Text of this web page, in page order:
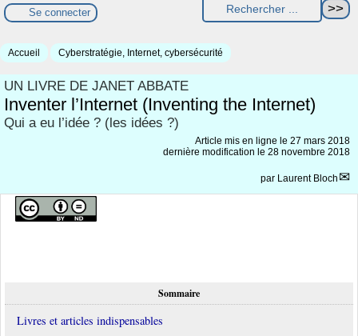
Se connecter
Accueil Cyberstratégie, Internet, cybersécurité
UN LIVRE DE JANET ABBATE
Inventer l’Internet (Inventing the Internet)
Qui a eu l’idée ? (les idées ?)
Article mis en ligne le 27 mars 2018
dernière modification le 28 novembre 2018
par Laurent Bloch
Sommaire
Livres et articles indispensables